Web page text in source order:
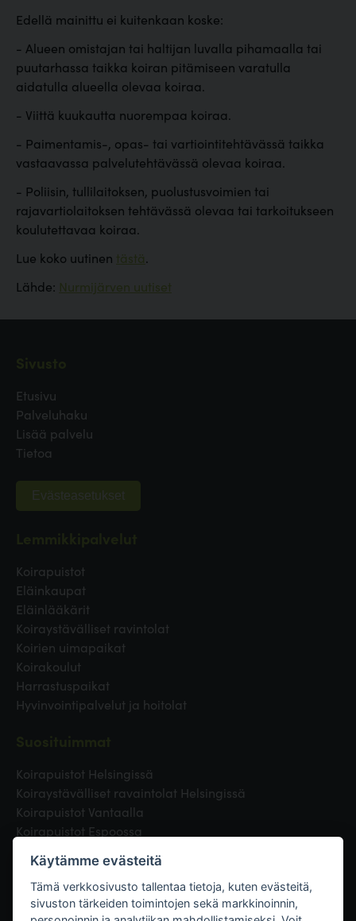
Edellä mainittu ei kuitenkaan koske:
- Alueen omistajan tai haltijan luvalla pihamaalla tai
puutarhassa taikka koiran pitämiseen varatulla
aidatulla alueella olevaa koiraa.
- Viittä kuukautta nuorempaa koiraa.
- Paimentamis-, opas- tai vartiointitehtävässä taikka
vastaavassa palvelutehtävässä olevaa koiraa.
- Poliisin, tullilaitoksen, puolustusvoimien tai
rajavartiolaitoksen tehtävässä olevaa tai tarkoitukseen
koulutettavaa koiraa.
Lue koko uutinen tästä.
Lähde: Nurmijärven uutiset
Etusivu
Palveluhaku
Lisää palvelu
Tietoa
Evästeasetukset
Koirapuistot
Eläinkaupat
Eläinlääkärit
Koiraystävälliset ravintolat
Koirien uimapaikat
Koirakoulut
Harrastuspaikat
Hyvinvointipalvelut ja hoitolat
Koirapuistot Helsingissä
Koiraystävälliset ravaintolat Helsingissä
Koirapuistot Vantaalla
Koirapuistot Espoossa
Eläinlääkäri Helsingissä
Koirapuistot Tampereella
Käytämme evästeitä
Tämä verkkosivusto tallentaa tietoja, kuten evästeitä,
sivuston tärkeiden toimintojen sekä markkinoinnin,